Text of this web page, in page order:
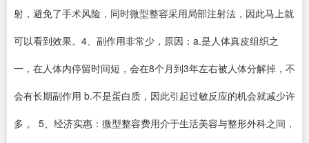
射，避免了手术风险，同时微型整容采用局部注射法，因此马上就
可以看到效果。4、副作用非常少，原因：a.是人体真皮组织之
一，在人体内停留时间短，会在8个月到3年左右被人体分解掉，不
会有长期副作用 b.不是蛋白质，因此引起过敏反应的机会就减少许
多 。 5、经济实惠：微型整容费用介于生活美容与整形外科之间，